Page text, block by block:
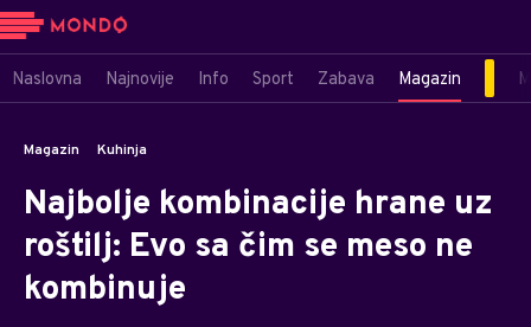
Naslovna Najnovije Info Sport Zabava Magazin
Magazin Kuhinja
Najbolje kombinacije hrane uz
roštilj: Evo sa čim se meso ne
kombinuje